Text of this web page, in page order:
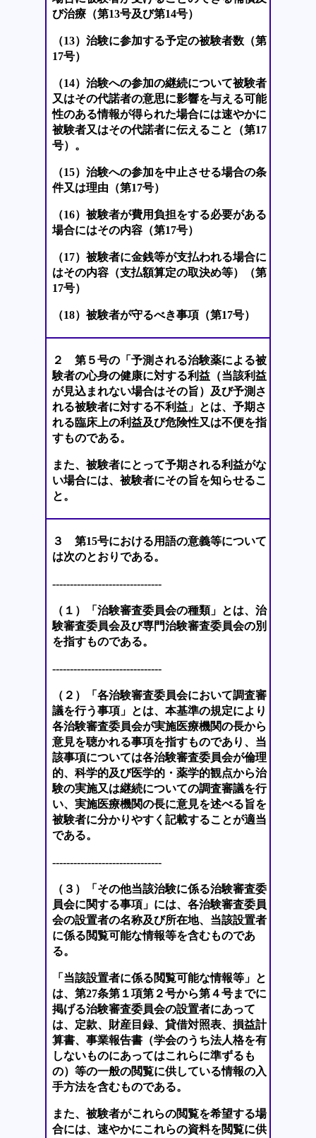
び治療（第13号及び第14号）
（13）治験に参加する予定の被験者数（第
17号）
（14）治験への参加の継続について被験者
又はその代諾者の意思に影響を与える可能
性のある情報が得られた場合には速やかに
被験者又はその代諾者に伝えること（第17
号）。
（15）治験への参加を中止させる場合の条
件又は理由（第17号）
（16）被験者が費用負担をする必要がある
場合にはその内容（第17号）
（17）被験者に金銭等が支払われる場合に
はその内容（支払額算定の取決め等）（第
17号）
（18）被験者が守るべき事項（第17号）
２ 第５号の「予測される治験薬による被
験者の心身の健康に対する利益（当該利益
が見込まれない場合はその旨）及び予測さ
れる被験者に対する不利益」とは、予期さ
れる臨床上の利益及び危険性又は不便を指
すものである。
また、被験者にとって予期される利益がな
い場合には、被験者にその旨を知らせるこ
と。
３ 第15号における用語の意義等について
は次のとおりである。
-------------------------------
（１）「治験審査委員会の種類」とは、治
験審査委員会及び専門治験審査委員会の別
を指すものである。
-------------------------------
（２）「各治験審査委員会において調査審
議を行う事項」とは、本基準の規定により
各治験審査委員会が実施医療機関の長から
意見を聴かれる事項を指すものであり、当
該事項については各治験審査委員会が倫理
的、科学的及び医学的・薬学的観点から治
験の実施又は継続についての調査審議を行
い、実施医療機関の長に意見を述べる旨を
被験者に分かりやすく記載することが適当
である。
-------------------------------
（３）「その他当該治験に係る治験審査委
員会に関する事項」には、各治験審査委員
会の設置者の名称及び所在地、当該設置者
に係る閲覧可能な情報等を含むものであ
る。
「当該設置者に係る閲覧可能な情報等」と
は、第27条第１項第２号から第４号までに
掲げる治験審査委員会の設置者にあって
は、定款、財産目録、貸借対照表、損益計
算書、事業報告書（学会のうち法人格を有
しないものにあってはこれらに準ずるも
の）等の一般の閲覧に供している情報の入
手方法を含むものである。
また、被験者がこれらの閲覧を希望する場
合には、速やかにこれらの資料を閲覧に供